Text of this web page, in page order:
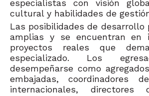
especialistas con visión
cultural y habilidades de
Las posibilidades de desarrollo
amplias y se encuentran en
proyectos reales que
especializado. Los
desempeñarse como
embajadas, coordinadores
internacionales, directores